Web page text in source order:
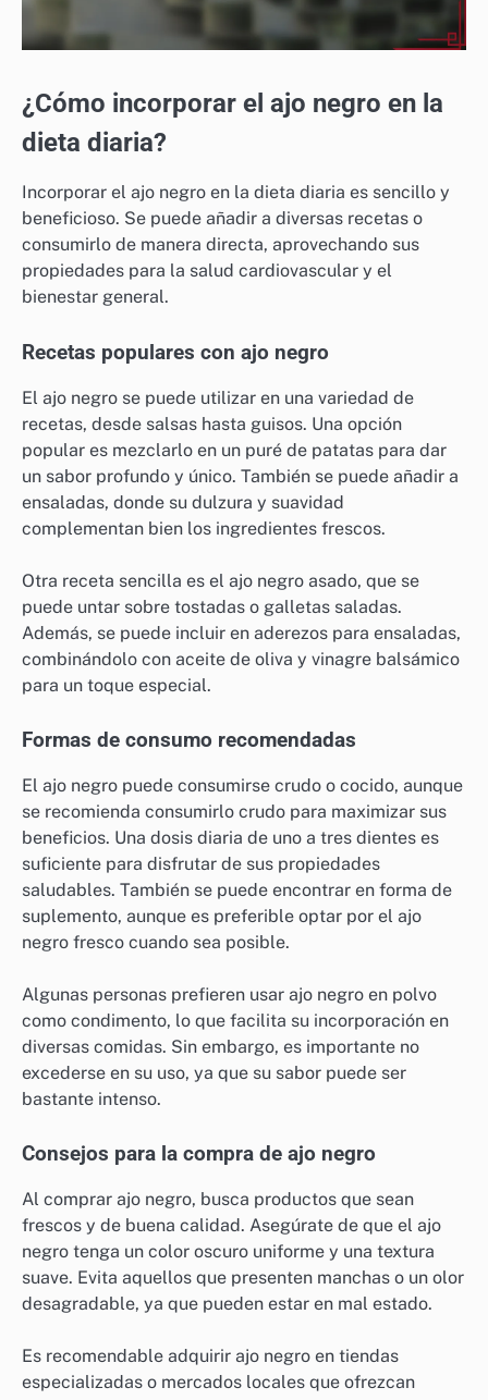
¿Cómo incorporar el ajo negro en la
dieta diaria?
Incorporar el ajo negro en la dieta diaria es sencillo y
beneficioso. Se puede añadir a diversas recetas o
consumirlo de manera directa, aprovechando sus
propiedades para la salud cardiovascular y el
bienestar general.
Recetas populares con ajo negro
El ajo negro se puede utilizar en una variedad de
recetas, desde salsas hasta guisos. Una opción
popular es mezclarlo en un puré de patatas para dar
un sabor profundo y único. También se puede añadir a
ensaladas, donde su dulzura y suavidad
complementan bien los ingredientes frescos.
Otra receta sencilla es el ajo negro asado, que se
puede untar sobre tostadas o galletas saladas.
Además, se puede incluir en aderezos para ensaladas,
combinándolo con aceite de oliva y vinagre balsámico
para un toque especial.
Formas de consumo recomendadas
El ajo negro puede consumirse crudo o cocido, aunque
se recomienda consumirlo crudo para maximizar sus
beneficios. Una dosis diaria de uno a tres dientes es
suficiente para disfrutar de sus propiedades
saludables. También se puede encontrar en forma de
suplemento, aunque es preferible optar por el ajo
negro fresco cuando sea posible.
Algunas personas prefieren usar ajo negro en polvo
como condimento, lo que facilita su incorporación en
diversas comidas. Sin embargo, es importante no
excederse en su uso, ya que su sabor puede ser
bastante intenso.
Consejos para la compra de ajo negro
Al comprar ajo negro, busca productos que sean
frescos y de buena calidad. Asegúrate de que el ajo
negro tenga un color oscuro uniforme y una textura
suave. Evita aquellos que presenten manchas o un olor
desagradable, ya que pueden estar en mal estado.
Es recomendable adquirir ajo negro en tiendas
especializadas o mercados locales que ofrezcan